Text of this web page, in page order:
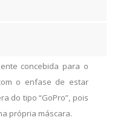
concebida para o
o enfase de estar
do tipo “GoPro”, pois
própria máscara.